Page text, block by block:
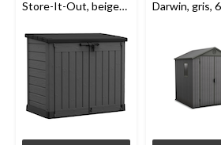
Store-It-Out, beige
Darwin, gris,